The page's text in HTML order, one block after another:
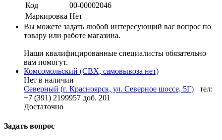
Код
00-00002046
Маркировка Нет
Вы можете задать любой интересующий вас вопрос по
товару или работе магазина.
Наши квалифицированные специалисты обязательно
вам помогут.
Комсомольский (СВХ, самовывоза нет)
Нет в наличии
Северный (г. Красноярск, ул. Северное шоссе, 5Г)
тел:
+7 (391) 2199957 доб. 201
Достаточно
Задать вопрос